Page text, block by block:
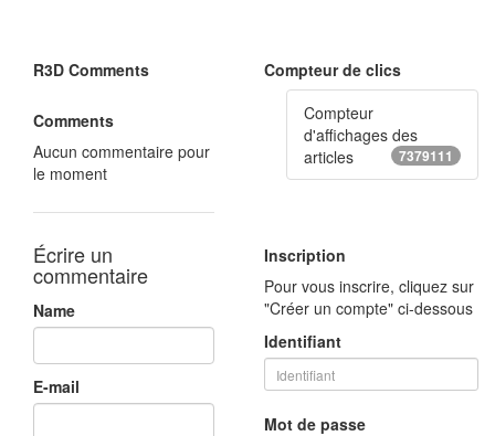
R3D Comments
Comments
Aucun commentaire pour
le moment
Écrire un
commentaire
Name
E-mail
Compteur de clics
Compteur
d'affichages des
articles
7379111
Inscription
Pour vous inscrire, cliquez sur
"Créer un compte" ci-dessous
Identifiant
Mot de passe